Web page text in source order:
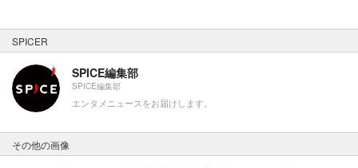
SPICER
SPICE編集部
SPICE編集部
エンタメニュースをお届けします。
その他の画像